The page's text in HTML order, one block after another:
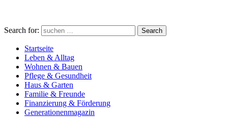
Search for: Search
Startseite
Leben & Alltag
Wohnen & Bauen
Pflege & Gesundheit
Haus & Garten
Familie & Freunde
Finanzierung & Förderung
Generationenmagazin